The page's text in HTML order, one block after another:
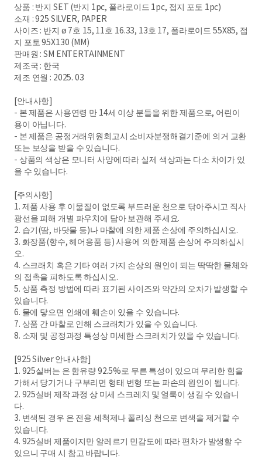
상품 : 반지 SET (반지 1pc, 폴라로이드 1pc, 접지 포토 1pc)
소재 : 925 SILVER, PAPER
사이즈 : 반지 ø 7호 15, 11호 16.33, 13호 17, 폴라로이드 55X85, 접
지 포토 95X130 (MM)
판매원 : SM ENTERTAINMENT
제조국 : 한국
제조 연월 : 2025. 03
[안내사항]
- 본 제품은 사용연령 만 14세 이상 분들을 위한 제품으로, 어린이
용이 아닙니다.
- 본 제품은 공정거래위원회고시 소비자분쟁해결기준에 의거 교환
또는 보상을 받을 수 있습니다.
- 상품의 색상은 모니터 사양에 따라 실제 색상과는 다소 차이가 있
을 수 있습니다.
[주의사항]
1. 제품 사용 후 이물질이 없도록 부드러운 천으로 닦아주시고 직사
광선을 피해 개별 파우치에 담아 보관해 주세요.
2. 습기(땀, 바닷물 등)나 마찰에 의한 제품 손상에 주의하십시오.
3. 화장품(향수, 헤어용품 등) 사용에 의한 제품 손상에 주의하십시
오.
4. 스크래치 혹은 기타 여러 가지 손상의 원인이 되는 딱딱한 물체와
의 접촉을 피하도록 하십시오.
5. 상품 측정 방법에 따라 표기된 사이즈와 약간의 오차가 발생할 수
있습니다.
6. 물에 닿으면 인쇄에 훼손이 있을 수 있습니다.
7. 상품 간 마찰로 인해 스크래치가 있을 수 있습니다.
8. 소재 및 공정과정 특성상 미세한 스크래치가 있을 수 있습니다.
[925 Silver 안내사항]
1. 925실버는 은 함유량 92.5%로 무른 특성이 있으며 무리한 힘을
가해서 당기거나 구부리면 형태 변형 또는 파손의 원인이 됩니다.
2. 925실버 제작 과정 상 미세 스크레치 및 얼룩이 생길 수 있습니
다.
3. 변색된 경우 은 전용 세척제나 폴리싱 천으로 변색을 제거할 수
있습니다.
4. 925실버 제품이지만 알레르기 민감도에 따라 편차가 발생할 수
있으니 구매 시 참고 바랍니다.